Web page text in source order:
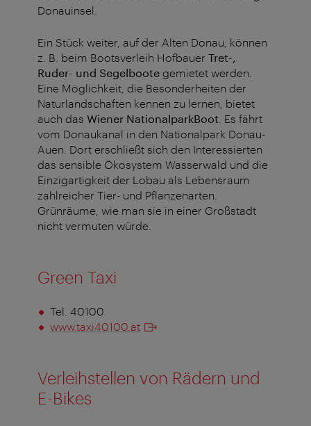
Donauinsel.
Ein Stück weiter, auf der Alten Donau, können
z. B. beim Bootsverleih Hofbauer Tret-,
Ruder- und Segelboote gemietet werden.
Eine Möglichkeit, die Besonderheiten der
Naturlandschaften kennen zu lernen, bietet
auch das Wiener NationalparkBoot . Es fährt
vom Donaukanal in den Nationalpark Donau-
Auen. Dort erschließt sich den Interessierten
das sensible Ökosystem Wasserwald und die
Einzigartigkeit der Lobau als Lebensraum
zahlreicher Tier- und Pflanzenarten.
Grünräume, wie man sie in einer Großstadt
nicht vermuten würde.
Green Taxi
Tel. 40100
www.taxi40100.at
Verleihstellen von Rädern und
E-Bikes